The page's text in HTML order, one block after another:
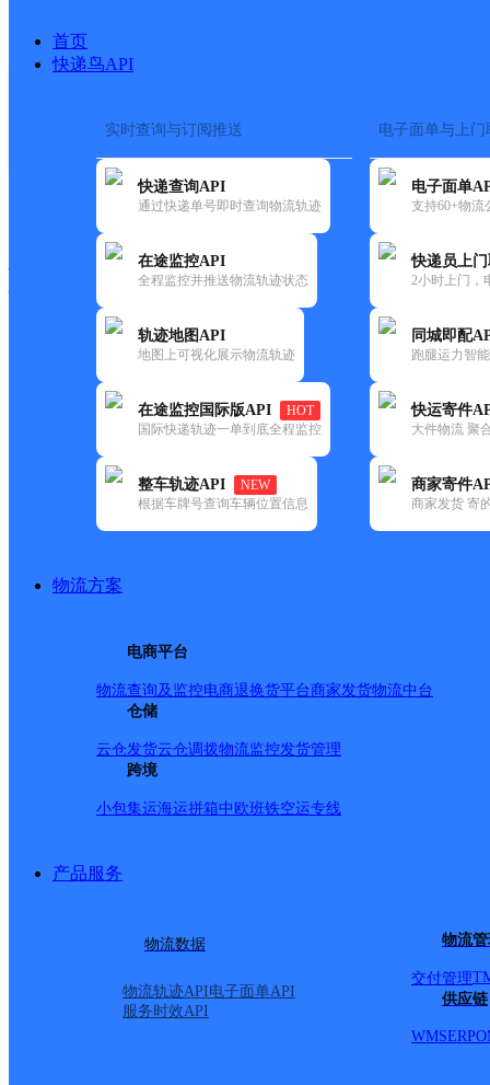
首页
快递鸟API
实时查询与订阅推送
快递查询API
通过快递单号即时查询物流轨迹
在途监控API
全程监控并推送物流轨迹状态
轨迹地图API
地图上可视化展示物流轨迹
在途监控国际版API
HOT
国际快递轨迹一单到底全程监控
整车轨迹API
NEW
根据车牌号查询车辆位置信息
电子面单与上门
电子面单
支持60+物流
快递员上
2小时上门，
同城即配
跑腿运力智
快运寄件
大件物流 聚
商家寄件
商家发货 寄
物流方案
电商平台
物流查询及监控电商退换货平台商家发货物流中台
仓储
云仓发货云仓调拨物流监控发货管理
跨境
小包集运海运拼箱中欧班铁空运专线
产品服务
物流数据
物流轨迹API电子面单API
服务时效API
物流
交付管理
供应链
WMSERP
快运大全 快递时效
韵达
黑龙江鹤岗市公司工农区一中
更新时间：2022-07-14 00:00:00
所属快递：韵达速递
所属区域：黑龙江省-鹤岗市-工农区
网点地址：黑龙江省鹤岗市工农区育才街道48委土二处1号
网点负责人：